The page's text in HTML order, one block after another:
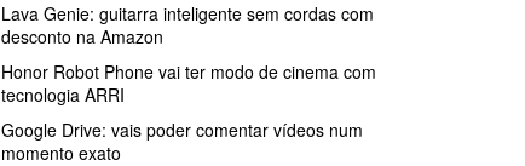
Lava Genie: guitarra inteligente sem cordas com
desconto na Amazon
Honor Robot Phone vai ter modo de cinema com
tecnologia ARRI
Google Drive: vais poder comentar vídeos num
momento exato